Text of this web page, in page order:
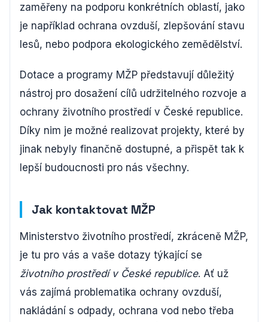
zaměřeny na podporu konkrétních oblastí, jako
je například ochrana ovzduší, zlepšování stavu
lesů, nebo podpora ekologického zemědělství.
Dotace a programy MŽP představují důležitý
nástroj pro dosažení cílů udržitelného rozvoje a
ochrany životního prostředí v České republice.
Díky nim je možné realizovat projekty, které by
jinak nebyly finančně dostupné, a přispět tak k
lepší budoucnosti pro nás všechny.
Jak kontaktovat MŽP
Ministerstvo životního prostředí, zkráceně MŽP,
je tu pro vás a vaše dotazy týkající se
životního prostředí v České republice. Ať už
vás zajímá problematika ochrany ovzduší,
nakládání s odpady, ochrana vod nebo třeba